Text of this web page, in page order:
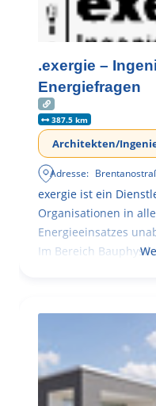
.exergie –
Energiefragen
387.5 km
Architekten/
Adresse:
exergie ist ein
Organisationen in
Energieeinsatzes
Im Bereich Bauphysik